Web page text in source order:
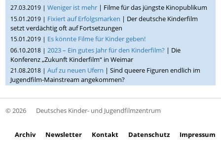
27.03.2019 |Weniger ist mehr | Filme für das jüngste Kinopublikum
15.01.2019 | Fixiert auf Erfolgsmarken | Der deutsche Kinderfilm
setzt verdächtig oft auf Fortsetzungen
15.01.2019 | Es könnte Filme für Kinder geben!
06.10.2018 | 2023 – Ein gutes Jahr für den Kinderfilm? | Die
Konferenz „Zukunft Kinderfilm“ in Weimar
21.08.2018 |Auf zu neuen Ufern | Sind queere Figuren endlich im
Jugendfilm-Mainstream angekommen?
© 2026 Deutsches Kinder- und Jugendfilmzentrum
Archiv Newsletter Kontakt Datenschutz Impressum